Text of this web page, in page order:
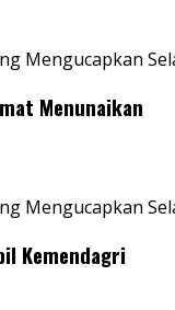
Mengucapkan
Menunaikan
Mengucapkan
Kemendagri